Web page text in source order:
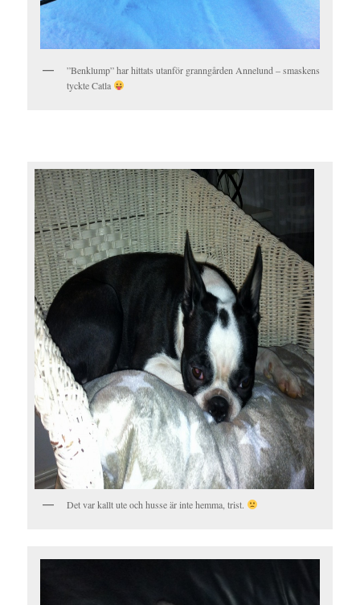
”Benklump” har hittats utanför granngården Annelund – smaskens
tyckte Catla
Det var kallt ute och husse är inte hemma, trist.